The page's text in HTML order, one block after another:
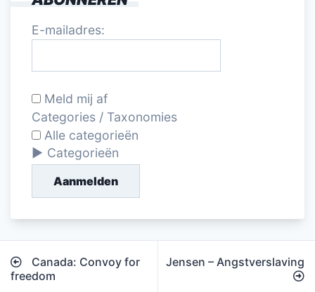
E-mailadres:
Meld mij af
Categories / Taxonomies
Alle categorieën
Categorieën
Aanmelden
Bericht
navigatie
Canada: Convoy for
freedom
Jensen – Angstverslaving